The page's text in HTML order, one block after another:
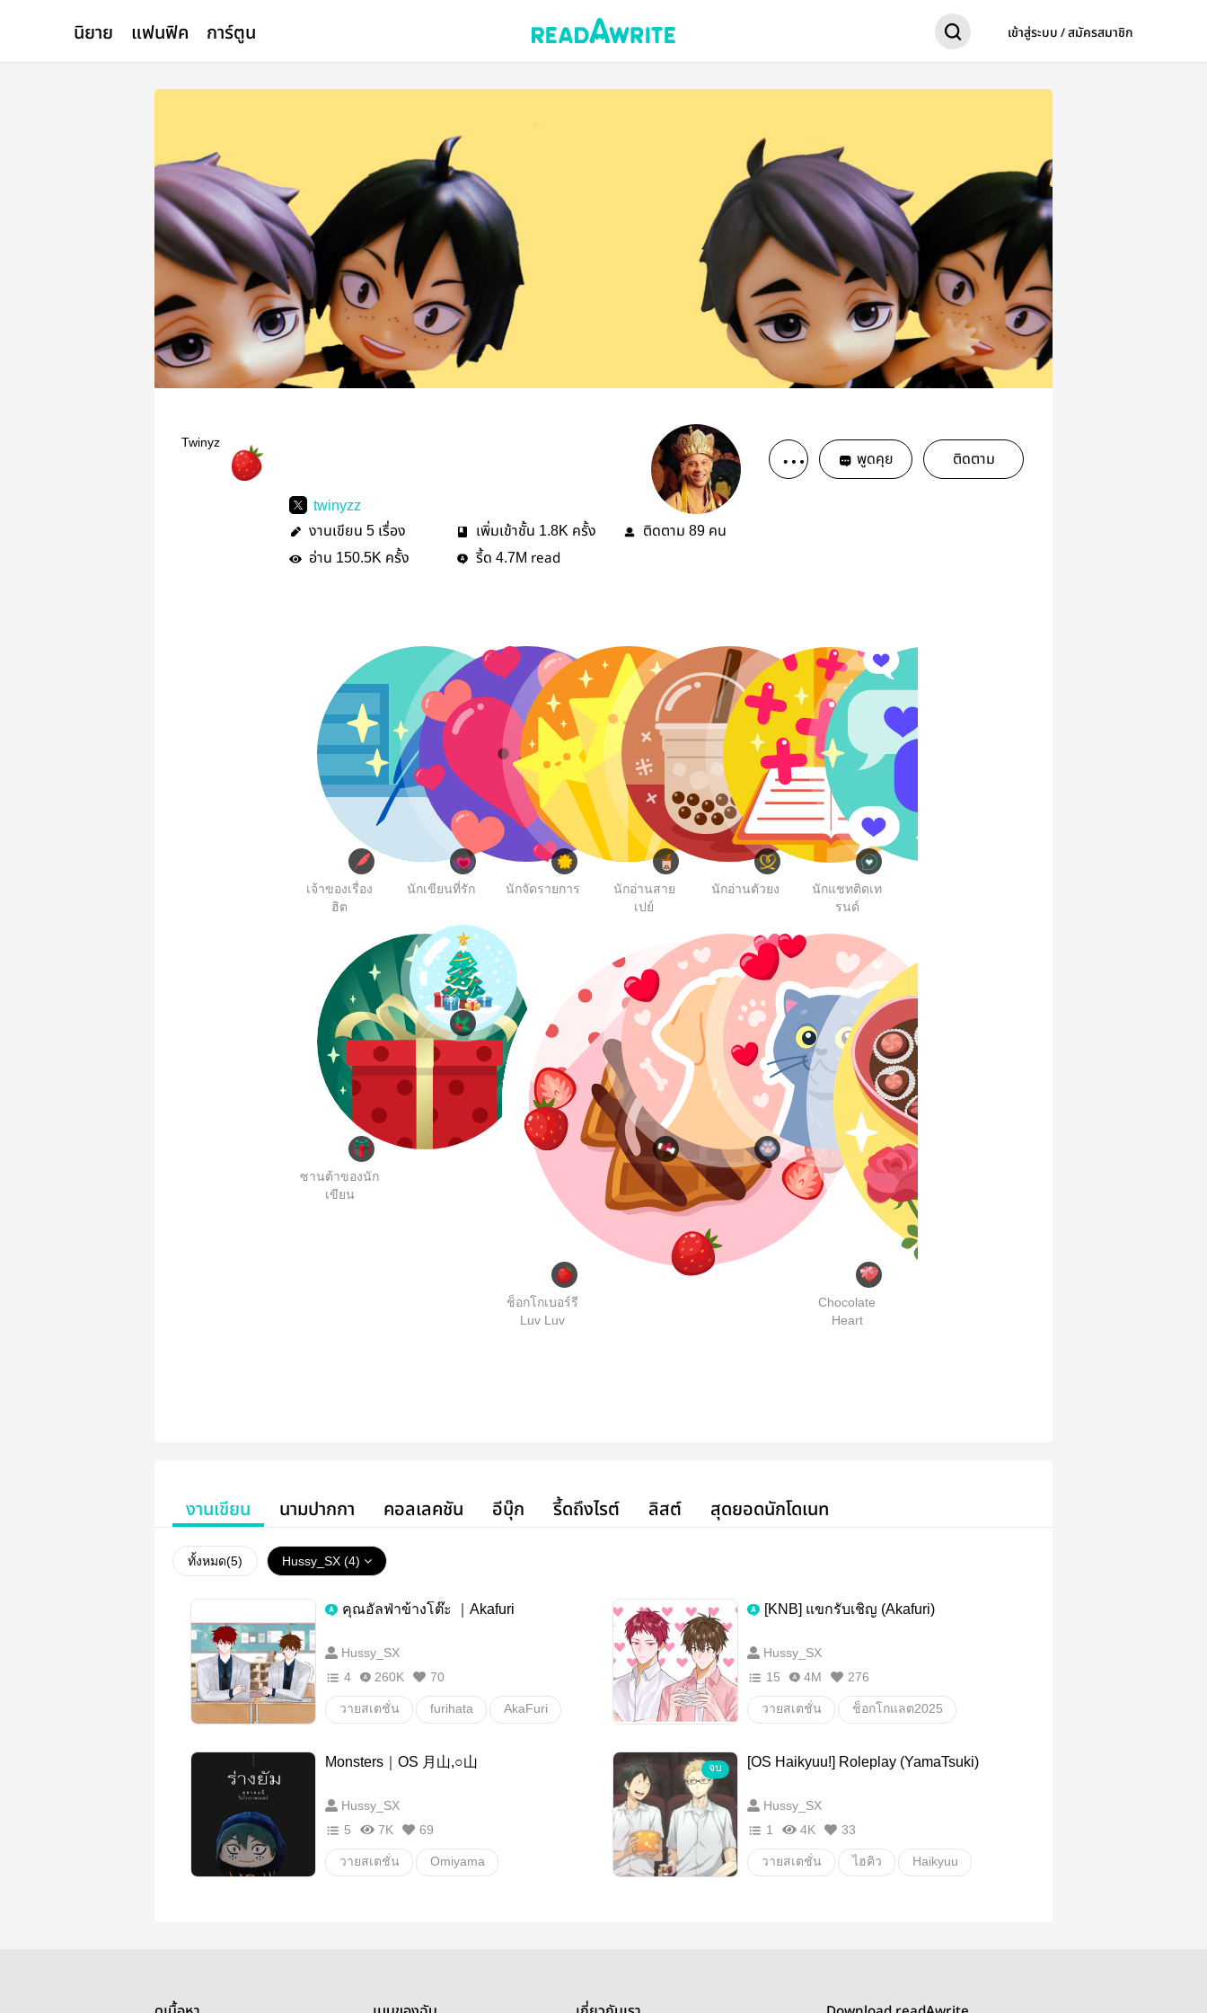
นิยาย แฟนฟิค การ์ตูน เข้าสู่ระบบ / สมัครสมาชิก
Twinyz
พูดคุย ติดตาม
twinyzz
งานเขียน 5 เรื่อง เพิ่มเข้าชั้น 1.8K ครั้ง ติดตาม 89 คน
อ่าน 150.5K ครั้ง รี้ด 4.7M read
เจ้าของเรื่อง
ฮิต
นักเขียนที่รัก นักจัดรายการ
นักอ่านสาย
เปย์
นักอ่านตัวยง
นักแชทติดเท
รนด์
ซานต้าของนัก
เขียน
ไวท์คริสต์มาส
ช็อกโกเบอร์รี
Luv Luv
ต้าวหมาอิน
เลิฟ
น้อนแมวอิน
เลิฟ
Chocolate
Heart
งานเขียน นามปากกา คอลเลคชัน อีบุ๊ก รี้ดถึงไรต์ ลิสต์ สุดยอดนักโดเนท
ทั้งหมด(5) Hussy_SX (4)
คุณอัลฟ่าข้างโต๊ะ ｜Akafuri
Hussy_SX
4
260K 70
วายสเตชั่น furihata AkaFuri
[KNB] แขกรับเชิญ (Akafuri)
Hussy_SX
15
4M 276
วายสเตชั่น ช็อกโกแลต2025
KurokonoBasket KNB
Monsters｜OS 月山,○山
Hussy_SX
5
7K 69
วายสเตชั่น Omiyama
จบ [OS Haikyuu!] Roleplay (YamaTsuki)
Hussy_SX
1
4K 33
วายสเตชั่น ไฮคิว Haikyuu